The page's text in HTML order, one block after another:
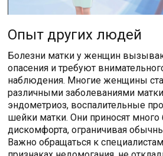
Опыт других людей
Болезни матки у женщин
опасения и требуют
наблюдения. Многие женщины
различными заболеваниями
эндометриоз, воспалительные
шейки матки. Они приносят много
дискомфорта, ограничивая
Важно обращаться к